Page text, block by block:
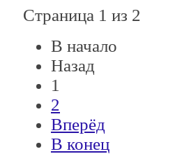
Страница 1 из 2
В начало
Назад
1
2
Вперёд
В конец